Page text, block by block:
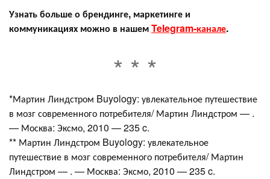
Узнать больше о брендинге, маркетинге и
коммуникациях можно в нашемTelegram-канале.
*Мартин Линдстром Buyology: увлекательное путешествие
в мозг современного потребителя/ Мартин Линдстром — .
— Москва: Эксмо, 2010 — 235 c.
** Мартин Линдстром Buyology: увлекательное
путешествие в мозг современного потребителя/ Мартин
Линдстром — . — Москва: Эксмо, 2010 — 235 c.